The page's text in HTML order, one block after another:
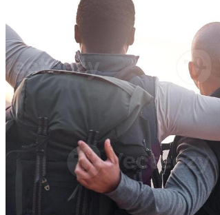
Événements Éditoriaux